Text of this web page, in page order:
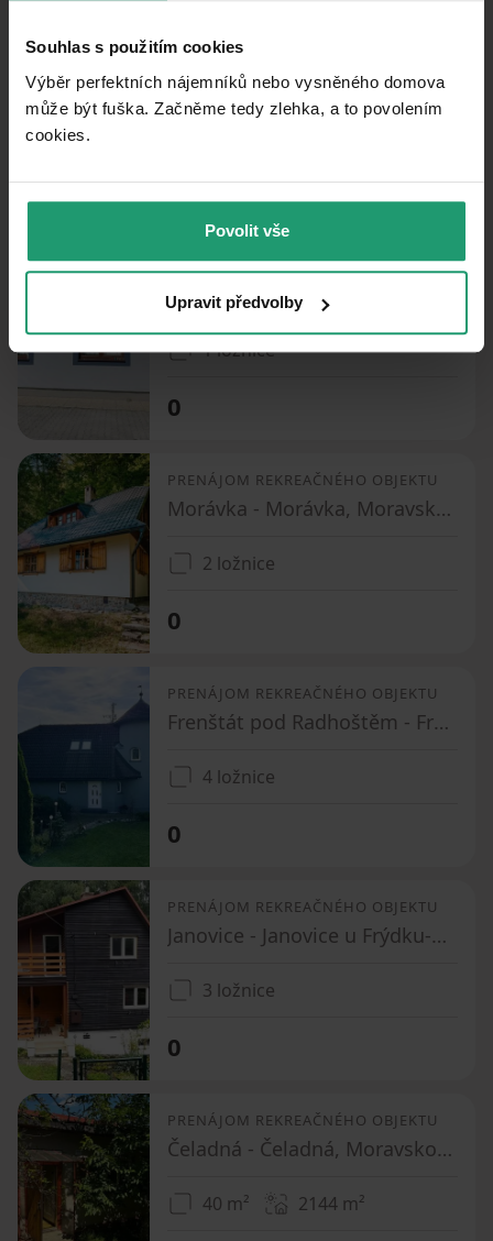
Souhlas s použitím cookies
Výběr perfektních nájemníků nebo vysněného domova
může být fuška. Začněme tedy zlehka, a to povolením
cookies.​
Povolit vše
Upravit předvolby
PRENÁJOM REKREAČNÉHO OBJEKTU
Vyšní Lhoty - Vyšní Lhoty, Moravskoslezský kraj
0
PRENÁJOM REKREAČNÉHO OBJEKTU
1 ložnice
0
PRENÁJOM REKREAČNÉHO OBJEKTU
Morávka - Morávka, Moravskoslezský kraj
2 ložnice
0
PRENÁJOM REKREAČNÉHO OBJEKTU
Frenštát pod Radhoštěm - Frenštát pod Radhoštěm, Moravskoslezský kraj
4 ložnice
0
PRENÁJOM REKREAČNÉHO OBJEKTU
Janovice - Janovice u Frýdku-Místku, Moravskoslezský kraj
3 ložnice
0
PRENÁJOM REKREAČNÉHO OBJEKTU
Čeladná - Čeladná, Moravskoslezský kraj
40 m² 2144 m²